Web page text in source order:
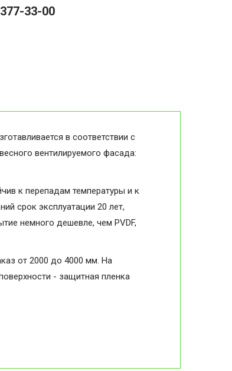
33-00
в соответствии с
вентилируемого фасада:
к перепадам температуры и к
срок эксплуатации 20 лет,
немного дешевле, чем PVDF,
от 2000 до 4000 мм. На
- защитная пленка